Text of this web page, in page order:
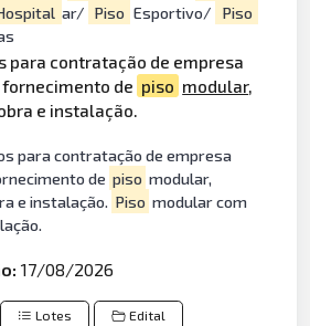
ar/ Piso Esportivo/
Piso
para contratação de empresa
de piso modular,
e instalação.
para contratação de empresa
de piso modular,
e instalação. Piso modular com
17/08/2026
Lotes Edital